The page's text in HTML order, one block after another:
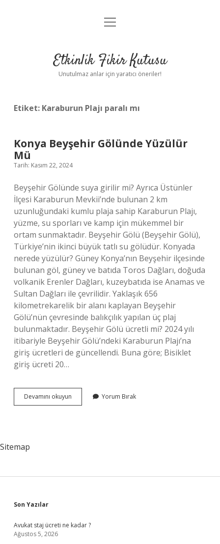
Anasayfa
Yasal Uyarı
menüyü
Etkinlik Fikir Kutusu
Unutulmaz anlar için yaratıcı öneriler!
Etiket: Karaburun Plajı paralı mı
Konya Beyşehir Gölünde Yüzülür
Mü
Tarih: Kasım 22, 2024
Beyşehir Gölünde suya girilir mi? Ayrıca Üstünler
İlçesi Karaburun Mevkii’nde bulunan 2 km
uzunluğundaki kumlu plaja sahip Karaburun Plajı,
yüzme, su sporları ve kamp için mükemmel bir
ortam sunmaktadır. Beyşehir Gölü (Beyşehir Gölü),
Türkiye’nin ikinci büyük tatlı su gölüdür. Konyada
nerede yüzülür? Güney Konya’nın Beyşehir ilçesinde
bulunan göl, güney ve batıda Toros Dağları, doğuda
volkanik Erenler Dağları, kuzeybatıda ise Anamas ve
Sultan Dağları ile çevrilidir. Yaklaşık 656
kilometrekarelik bir alanı kaplayan Beyşehir
Gölü’nün çevresinde balıkçılık yapılan üç plaj
bulunmaktadır. Beyşehir Gölü ücretli mi? 2024 yılı
itibariyle Beyşehir Gölü’ndeki Karaburun Plajı’na
giriş ücretleri de güncellendi. Buna göre; Bisiklet
giriş ücreti 20…
Devamını okuyun
Beyşehir
Yorum Bırak
Sitemap
Sidebar
Son Yazılar
Avukat staj ücreti ne kadar ?
Ağustos 5, 2026